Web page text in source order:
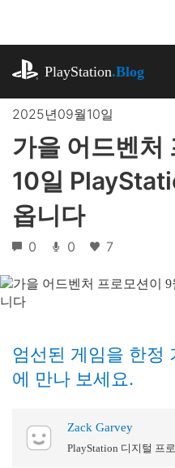
로
뛰
PlayStation.Blog
2025년09월10일
가을 어드벤처
10일
옵니다
0 0 7
엄선된 게임을 한정
에 만나 보세요.
Zack Garvey
PlayStation 디지털 프